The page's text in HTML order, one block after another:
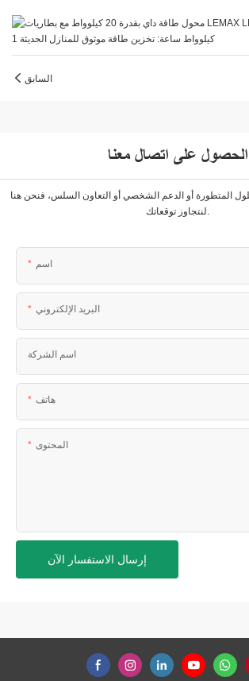
السابق
الحصول على اتصال معنا
المتطورة أو الدعم الشخصي أو التعاون السلس، فنحن هنا
اسم
البريد الإلكتروني
اسم الشركة
هاتف
المحتوى
إرسال الاستفسار الآن